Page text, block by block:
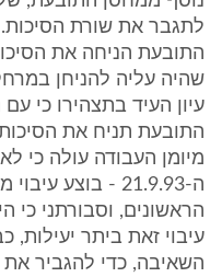
לתגבר את שורת
שהיה עליה להניחן
עיון העיד בתצהירו כי
התובעת תניח את
מיומן העבודה עולה כי
הראשונים, וסבורתני
עיבוי זאת ביתר
השאיבה, כדי להגביר